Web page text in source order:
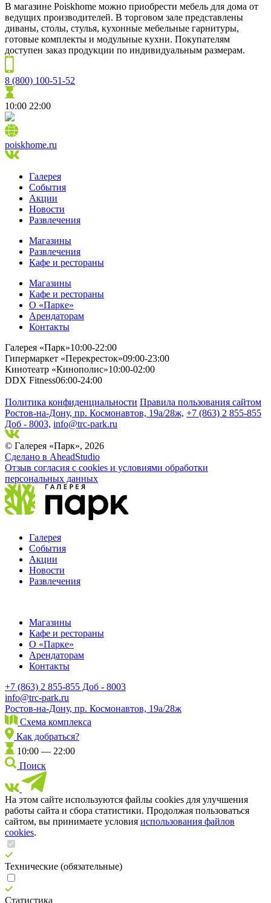
В магазине Poiskhome можно приобрести мебель для дома от
ведущих производителей. В торговом зале представлены
диваны, столы, стулья, кухонные мебельные гарнитуры,
готовые комплекты и модульные кухни. Покупателям
доступен заказ продукции по индивидуальным размерам.
8 (800) 100-51-52
10:00 22:00
poiskhome.ru
Галерея
События
Акции
Новости
Развлечения
Магазины
Развлечения
Кафе и рестораны
Магазины
Кафе и рестораны
О «Парке»
Арендаторам
Контакты
Галерея «Парк»10:00-22:00
Гипермаркет «Перекресток»09:00-23:00
Кинотеатр «Кинополис»10:00-02:00
DDX Fitness06:00-24:00
Политика конфиденциальности Правила пользования сайтом
Ростов-на-Дону, пр. Космонавтов, 19а/28ж, +7 (863) 2 855-855
Доб - 8003, info@trc-park.ru
© Галерея «Парк», 2026
Сделано в AheadStudio
Отзыв согласия с cookies и условиями обработки
персональных данных
Галерея
События
Акции
Новости
Развлечения
Магазины
Кафе и рестораны
О «Парке»
Арендаторам
Контакты
+7 (863) 2 855-855 Доб - 8003
info@trc-park.ru
Ростов-на-Дону, пр. Космонавтов, 19а/28ж
Схема комплекса
Как добраться?
10:00 — 22:00
Поиск
На этом сайте используются файлы cookies для улучшения
работы сайта и сбора статистики. Продолжая пользоваться
сайтом, вы принимаете условия использования файлов
cookies.
Технические (обязательные)
Статистика